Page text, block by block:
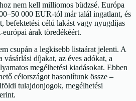
nem kell milliomos büdzsé. Európa
000 EUR-tól már talál ingatlant, és
befektetési célú lakást vagy nyugdíjas
árak töredékéért.
csupán a legkisebb listaárat jelenti. A
vásárlási díjakat, az éves adókat, a
megélhetési kiadásokat. Ebben
célországot hasonlítunk össze –
tulajdonjogok, megélhetési